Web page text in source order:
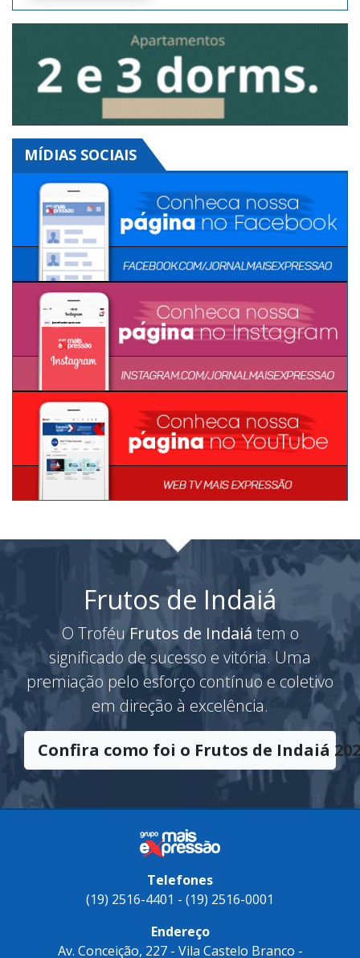
MÍDIAS SOCIAIS
Frutos de Indaiá
O Troféu Frutos de Indaiá tem o
significado de sucesso e vitória. Uma
premiação pelo esforço contínuo e coletivo
em direção à excelência.
Confira como foi o Frutos de Indaiá
Telefones
(19) 2516-4401 - (19) 2516-0001
Endereço